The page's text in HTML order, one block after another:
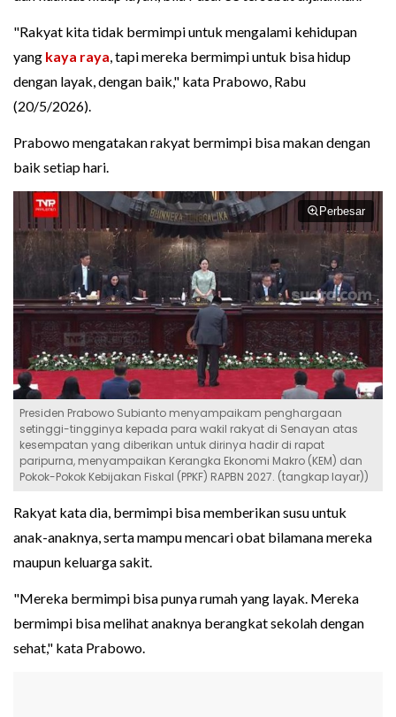
"Rakyat kita tidak bermimpi untuk mengalami kehidupan
yang kaya raya, tapi mereka bermimpi untuk bisa hidup
dengan layak, dengan baik," kata Prabowo, Rabu
(20/5/2026).
Prabowo mengatakan rakyat bermimpi bisa makan dengan
baik setiap hari.
Perbesar
Presiden Prabowo Subianto menyampaikam penghargaan
setinggi-tingginya kepada para wakil rakyat di Senayan atas
kesempatan yang diberikan untuk dirinya hadir di rapat
paripurna, menyampaikan Kerangka Ekonomi Makro (KEM) dan
Pokok-Pokok Kebijakan Fiskal (PPKF) RAPBN 2027. (tangkap layar))
Rakyat kata dia, bermimpi bisa memberikan susu untuk
anak-anaknya, serta mampu mencari obat bilamana mereka
maupun keluarga sakit.
"Mereka bermimpi bisa punya rumah yang layak. Mereka
bermimpi bisa melihat anaknya berangkat sekolah dengan
sehat," kata Prabowo.